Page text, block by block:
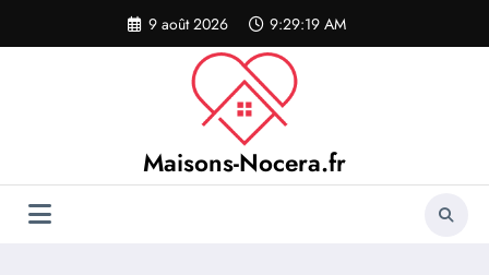
contenu
9 août 2026 9:29:20 AM
Maisons-Nocera.fr